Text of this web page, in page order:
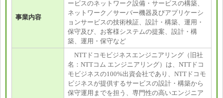
事業内容
ービスのネットワーク設備・サービスの構築、
ネットワーク／サーバー機器及びアプリケーシ
ョンサービスの技術検証、設計・構築、運用・
保守及び、お客様システムの提案、設計・構
築、運用・保守など
NTTドコモビジネスエンジニアリング（旧社
名：NTTコム エンジニアリング）は、NTTドコ
モビジネスの100%出資会社であり、NTTドコモ
ビジネスが提供するサービスの設計・構築から
保守運用までを担う、専門性の高いエンジニア